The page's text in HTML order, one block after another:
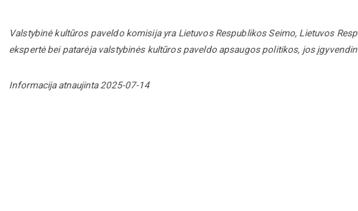
Valstybinė kultūros paveldo komisija yra Lietuvos Respublikos Seimo, Lietuvos
ekspertė bei patarėja valstybinės kultūros paveldo apsaugos politikos, jos
Informacija atnaujinta 2025-07-14